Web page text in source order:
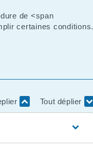
de <span
certaines conditions.
Tout déplier